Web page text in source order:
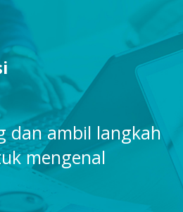
dan ambil langkah
mengenal